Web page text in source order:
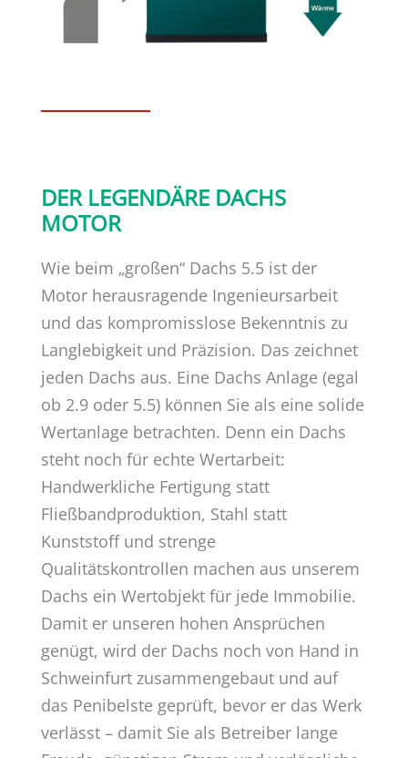
DER LEGENDÄRE DACHS
MOTOR
Wie beim „großen“ Dachs 5.5 ist der
Motor herausragende Ingenieursarbeit
und das kompromisslose Bekenntnis zu
Langlebigkeit und Präzision. Das zeichnet
jeden Dachs aus. Eine Dachs Anlage (egal
ob 2.9 oder 5.5) können Sie als eine solide
Wertanlage betrachten. Denn ein Dachs
steht noch für echte Wertarbeit:
Handwerkliche Fertigung statt
Fließbandproduktion, Stahl statt
Kunststoff und strenge
Qualitätskontrollen machen aus unserem
Dachs ein Wertobjekt für jede Immobilie.
Damit er unseren hohen Ansprüchen
genügt, wird der Dachs noch von Hand in
Schweinfurt zusammengebaut und auf
das Penibelste geprüft, bevor er das Werk
verlässt – damit Sie als Betreiber lange